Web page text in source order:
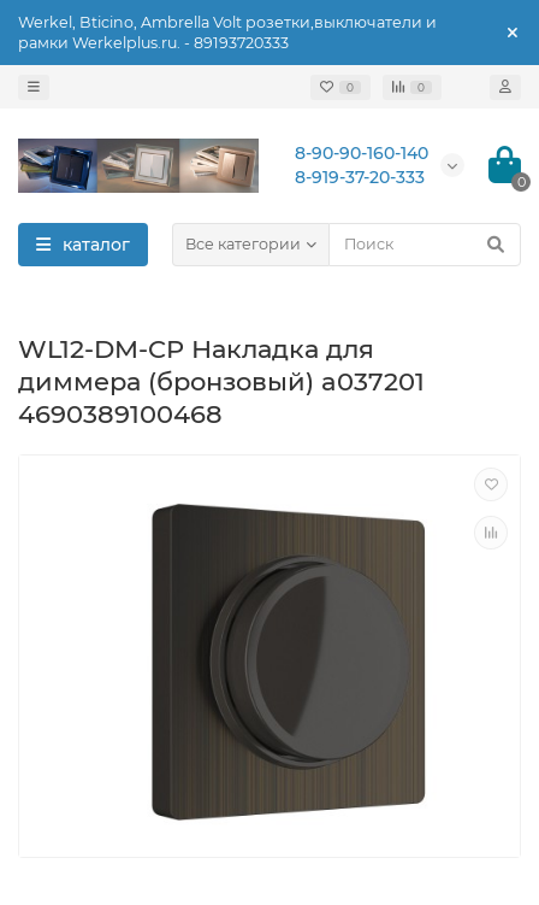
Werkel, Bticino, Ambrella Volt розетки,выключатели и
рамки Werkelplus.ru. - 89193720333
0 0
8-90-90-160-140
8-919-37-20-333
0
каталог Все категории
WL12-DM-CP Накладка для
диммера (бронзовый) a037201
4690389100468